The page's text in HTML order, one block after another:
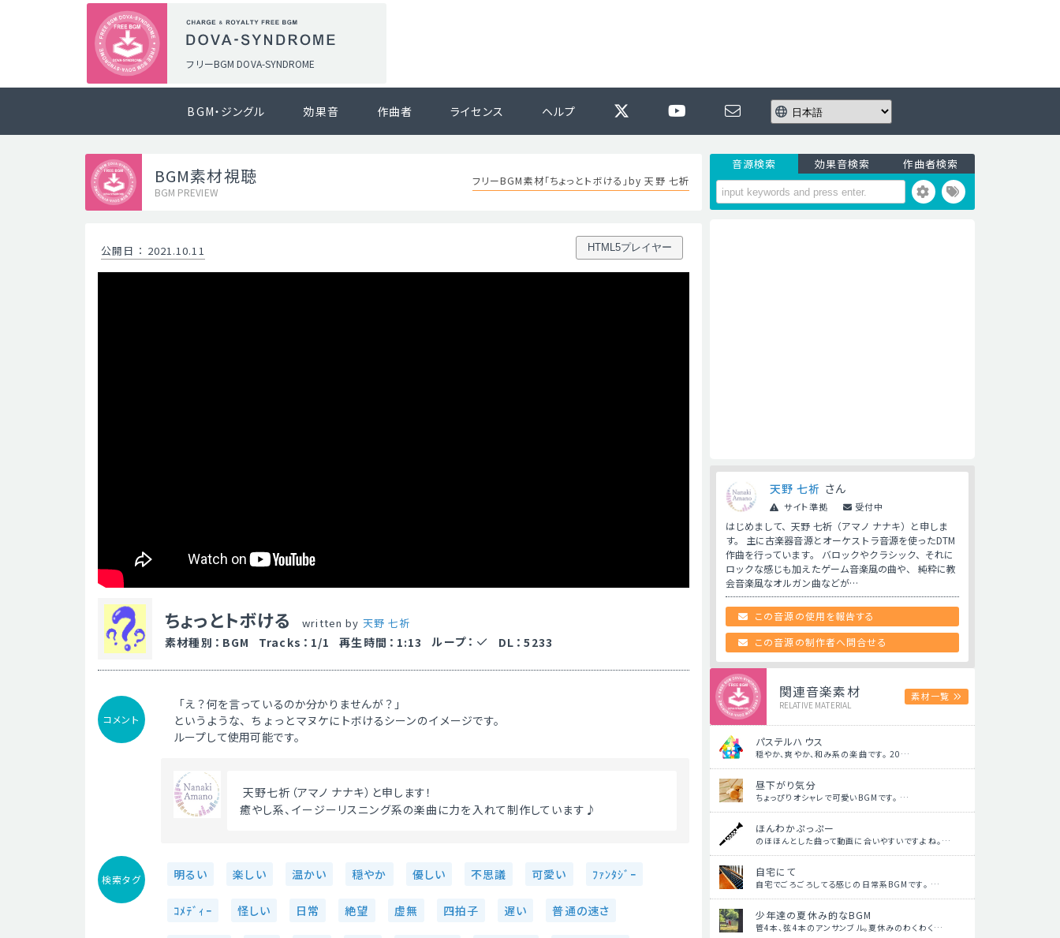
フリーBGM DOVA-SYNDROME
BGM・ジングル 効果音 作曲者 ライセンス ヘルプ
BGM素材視聴
BGM PREVIEW
フリーBGM素材「ちょっとトボける」by 天野 七祈
公開日 ： 2021.10.11 HTML5プレイヤー
ちょっとトボける written by 天野 七祈
素材種別 ： BGM Tracks ： 1/1 再生時間 ： 1:13 ループ ： DL ： 5233
コメント
「え？何を言っているのか分かりませんが？」
というような、ちょっとマヌケにトボけるシーンのイメージです。
ループして使用可能です。
天野七祈（アマノ ナナキ）と申します！
癒やし系、イージーリスニング系の楽曲に力を入れて制作しています♪
検索タグ 明るい 楽しい 温かい 穏やか 優しい 不思議 可愛い ﾌｧﾝﾀｼﾞｰ
ｺﾒﾃﾞｨｰ 怪しい 日常 絶望 虚無 四拍子 遅い 普通の速さ
音源検索 効果音検索 作曲者検索
天野 七祈 さん
サイト準拠 受付中
はじめまして、天野 七祈（アマノ ナナキ）と申しま
す。 主に古楽器音源とオーケストラ音源を使ったDTM
作曲を行っています。 バロックやクラシック、それに
ロックな感じも加えたゲーム音楽風の曲や、 純粋に教
会音楽風なオルガン曲などが…
この音源の使用を報告する
この音源の制作者へ問合せる
関連音楽素材
RELATIVE MATERIAL
素材一覧
パステルハウス
穏やか、爽やか、和み系の楽曲です。 20…
昼下がり気分
ちょっぴりオシャレで可愛いBGMです。 …
ほんわかぷっぷー
のほほんとした曲って動画に合いやすいですよね。…
自宅にて
自宅でごろごろしてる感じの日常系BGMです。 …
少年達の夏休み的なBGM
管4本、弦4本のアンサンブル。夏休みのわくわく…